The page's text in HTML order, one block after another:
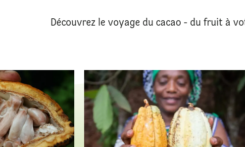
Découvrez le voyage du cacao - du fruit à